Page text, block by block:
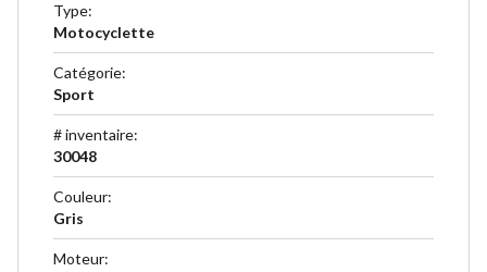
Type:
Motocyclette
Catégorie:
Sport
# inventaire:
30048
Couleur:
Gris
Moteur: